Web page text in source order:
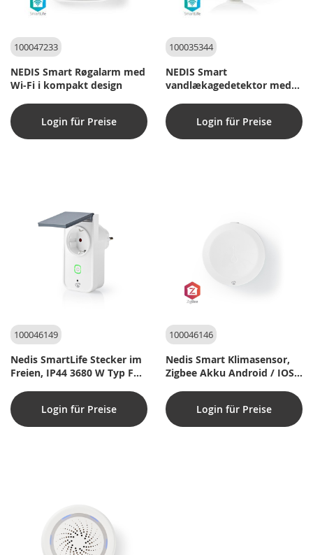
100047233
NEDIS Smart Røgalarm med
Wi-Fi i kompakt design
Login für Preise
100035344
NEDIS Smart
vandlækagedetektor med
Login für Preise
100046149
Nedis SmartLife Stecker im
Freien, IP44 3680 W Typ F
grau / weiss
Login für Preise
100046146
Nedis Smart Klimasensor,
Zigbee Akku Android / IOS
Login für Preise